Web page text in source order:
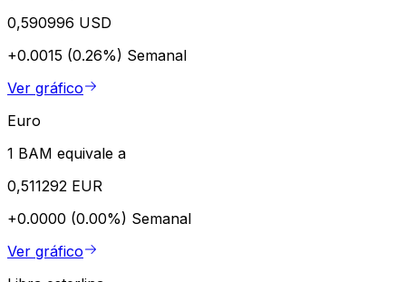
0,590996 USD
+0.0015 (0.26%) Semanal
Ver gráfico
Euro
1 BAM equivale a
0,511292 EUR
+0.0000 (0.00%) Semanal
Ver gráfico